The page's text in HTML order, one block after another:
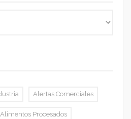
Alertas Comerciales
Alimentos Procesados